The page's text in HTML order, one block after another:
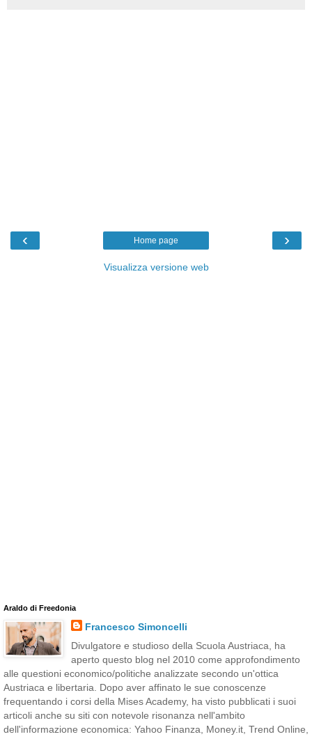
‹ ›
Home page
Visualizza versione web
Araldo di Freedonia
Francesco Simoncelli
Divulgatore e studioso della Scuola Austriaca, ha
aperto questo blog nel 2010 come approfondimento
alle questioni economico/politiche analizzate secondo un'ottica
Austriaca e libertaria. Dopo aver affinato le sue conoscenze
frequentando i corsi della Mises Academy, ha visto pubblicati i suoi
articoli anche su siti con notevole risonanza nell'ambito
dell'informazione economica: Yahoo Finanza, Money.it, Trend Online,